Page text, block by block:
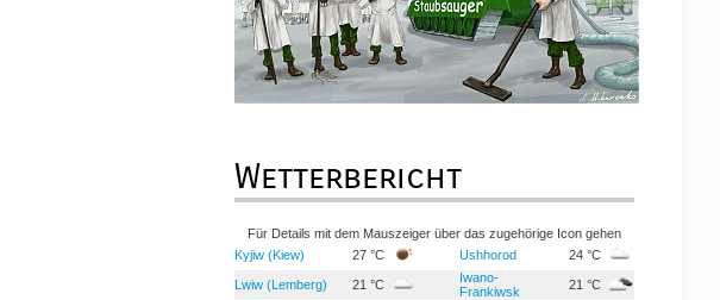
Wetterbericht
Für Details mit dem Mauszeiger über das zugehörige Icon gehen
Kyjiw (Kiew)
27 °C Ushhorod 24 °C
Lwiw (Lemberg) 21 °C
Iwano-
Frankiwsk
21 °C